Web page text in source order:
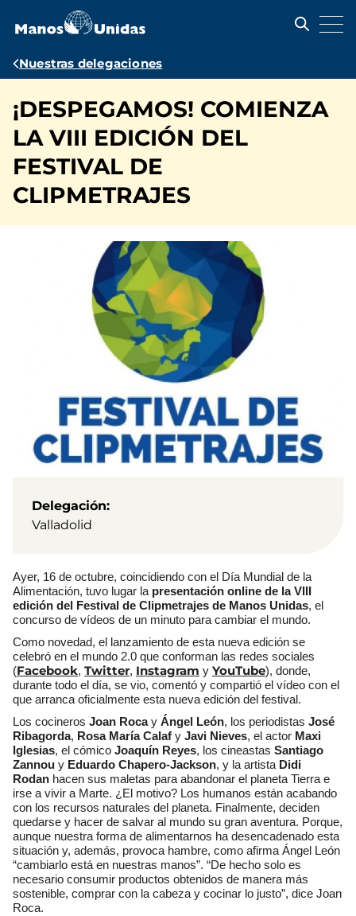
contenido
Ruta
navegación
Nuestras delegaciones
¡DESPEGAMOS! COMIENZA
LA VIII EDICIÓN DEL
FESTIVAL DE
CLIPMETRAJES
Delegación
Valladolid
Ayer, 16 de octubre, coincidiendo con el Día Mundial de la
Alimentación, tuvo lugar la presentación online de la VIII
edición del Festival de Clipmetrajes de Manos Unidas, el
concurso de vídeos de un minuto para cambiar el mundo.
Como novedad, el lanzamiento de esta nueva edición se
celebró en el mundo 2.0 que conforman las redes sociales
(Facebook, Twitter, Instagram y YouTube), donde,
durante todo el día, se vio, comentó y compartió el vídeo con el
que arranca oficialmente esta nueva edición del festival.
Los cocineros Joan Roca y Ángel León, los periodistas José
Ribagorda, Rosa María Calaf y Javi Nieves, el actor Maxi
Iglesias, el cómico Joaquín Reyes, los cineastas Santiago
Zannou y Eduardo Chapero-Jackson, y la artista Didi
Rodan hacen sus maletas para abandonar el planeta Tierra e
irse a vivir a Marte. ¿El motivo? Los humanos están acabando
con los recursos naturales del planeta. Finalmente, deciden
quedarse y hacer de salvar al mundo su gran aventura. Porque,
aunque nuestra forma de alimentarnos ha desencadenado esta
situación y, además, provoca hambre, como afirma Ángel León
“cambiarlo está en nuestras manos”. “De hecho solo es
necesario consumir productos obtenidos de manera más
sostenible, comprar con la cabeza y cocinar lo justo”, dice Joan
Roca.